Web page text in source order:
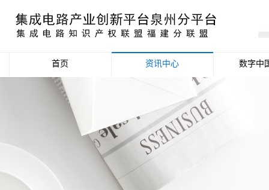
首页 资讯中心
政策信息
活动公告
数据统计分析
数字中